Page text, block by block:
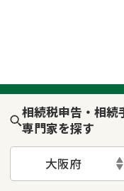
相続税申告・相続
専門家を探す
大阪府